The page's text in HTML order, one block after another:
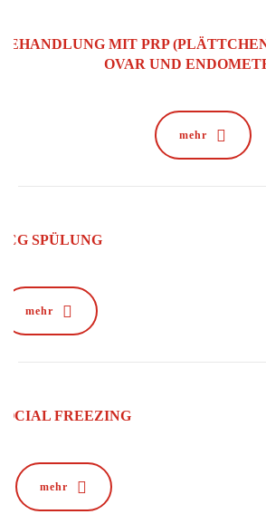
BEHANDLUNG MIT PRP
OVAR UND
mehr
SPÜLUNG
mehr
FREEZING
mehr